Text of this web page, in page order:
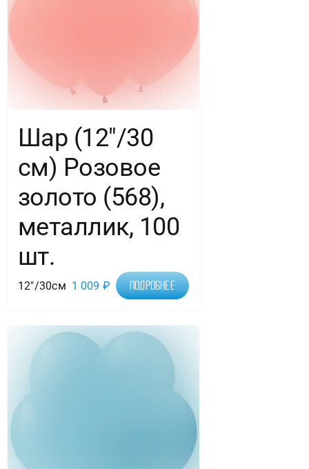
Шар (12″/30
см) Розовое
золото (568),
металлик, 100
шт.
12"/30см 1 009 ₽ Подробнее